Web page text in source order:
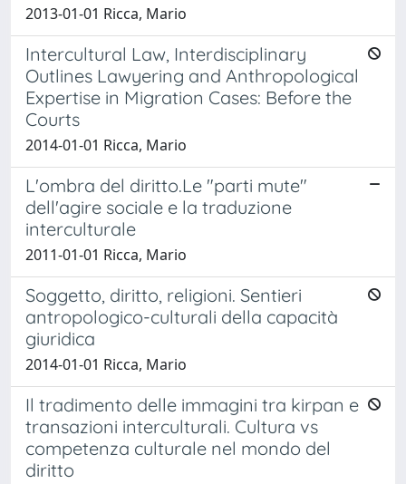
2013-01-01 Ricca, Mario
Intercultural Law, Interdisciplinary
Outlines Lawyering and Anthropological
Expertise in Migration Cases: Before the
Courts
2014-01-01 Ricca, Mario
L'ombra del diritto.Le "parti mute"
dell'agire sociale e la traduzione
interculturale
2011-01-01 Ricca, Mario
Soggetto, diritto, religioni. Sentieri
antropologico-culturali della capacità
giuridica
2014-01-01 Ricca, Mario
Il tradimento delle immagini tra kirpan e
transazioni interculturali. Cultura vs
competenza culturale nel mondo del
diritto